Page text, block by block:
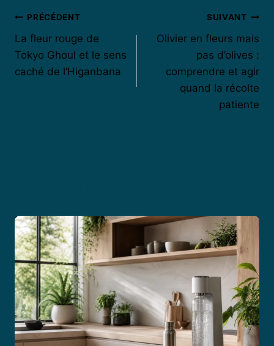
Navigation
de
l’article
PRÉCÉDENT
La fleur rouge de
Tokyo Ghoul et le sens
caché de l’Higanbana
SUIVANT
Olivier en fleurs mais
pas d’olives :
comprendre et agir
quand la récolte
patiente